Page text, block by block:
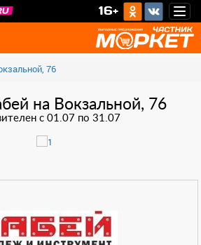
16+
76
на Вокзальной, 76
с 01.07 по 31.07